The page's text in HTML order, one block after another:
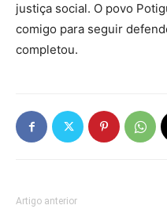
justiça social. O povo
comigo para seguir
completou.
Artigo anterior